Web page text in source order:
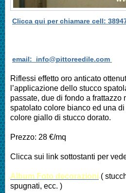
Clicca qui per chiamare cell:
email: info@pittoreedile.com
Riflessi effetto oro anticato
l’applicazione dello stucco
passate, due di fondo a frattazzo
spatolato colore bianco ed una
colore giallo di stucco dorato.
Prezzo: 28 €/mq
Clicca sui link sottostanti per
Album Foto decorazioni (
spugnati, ecc. )